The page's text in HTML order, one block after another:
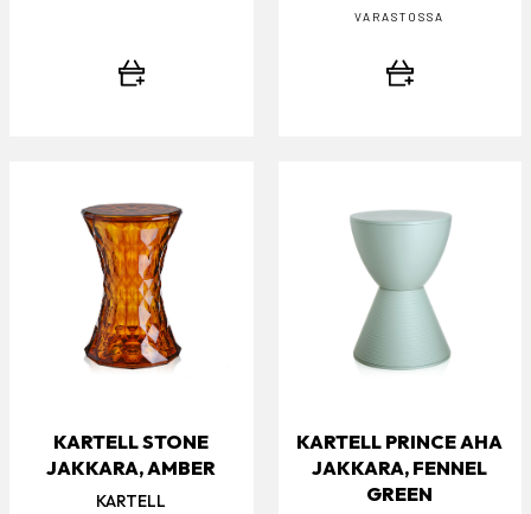
VARASTOSSA
KARTELL STONE
JAKKARA, AMBER
KARTELL
KARTELL PRINCE AHA
JAKKARA, FENNEL
GREEN